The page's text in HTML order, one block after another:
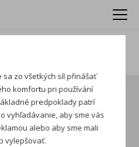
MPI Extra
sa zo všetkých síl přinášať
komfortu pri používání
predpoklady patrí
vyhľadávanie, aby sme vás
alebo aby sme mali
vylepšovať.